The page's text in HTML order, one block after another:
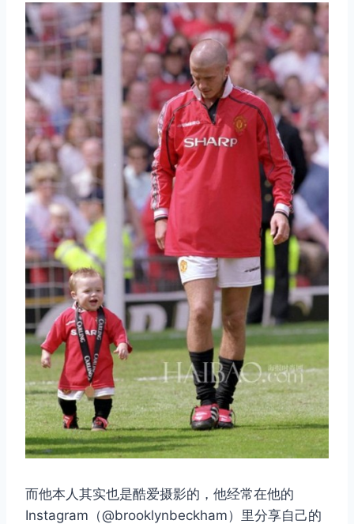
而他本人其实也是酷爱摄影的，他经常在他的
Instagram（@brooklynbeckham）里分享自己的